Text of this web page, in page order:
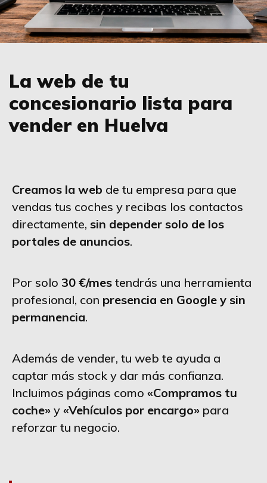
La web de tu
concesionario lista para
vender en Huelva
Creamos la web de tu empresa para que
vendas tus coches y recibas los contactos
directamente, sin depender solo de los
portales de anuncios.
Por solo 30 €/mes tendrás una herramienta
profesional, con presencia en Google y sin
permanencia.
Además de vender, tu web te ayuda a
captar más stock y dar más confianza.
Incluimos páginas como «Compramos tu
coche» y «Vehículos por encargo» para
reforzar tu negocio.